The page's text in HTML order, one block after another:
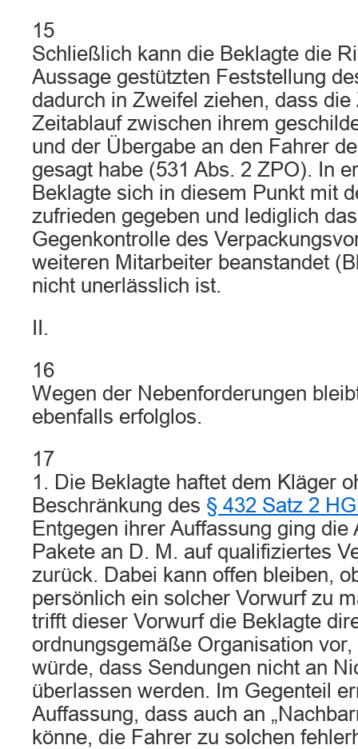
15
Schließlich kann die Beklagte die
Aussage gestützten Feststellung
dadurch in Zweifel ziehen, dass
Zeitablauf zwischen ihrem
und der Übergabe an den Fahrer
gesagt habe (531 Abs. 2 ZPO). In
Beklagte sich in diesem Punkt mit
zufrieden gegeben und lediglich
Gegenkontrolle des
weiteren Mitarbeiter beanstandet
nicht unerlässlich ist.
II.
16
Wegen der Nebenforderungen
ebenfalls erfolglos.
17
1. Die Beklagte haftet dem Kläger
Beschränkung des § 432 Satz 2
Entgegen ihrer Auffassung ging die
Pakete an D. M. auf qualifiziertes
zurück. Dabei kann offen bleiben,
persönlich ein solcher Vorwurf zu
trifft dieser Vorwurf die Beklagte
ordnungsgemäße Organisation
würde, dass Sendungen nicht an
überlassen werden. Im Gegenteil
Auffassung, dass auch an
könne, die Fahrer zu solchen